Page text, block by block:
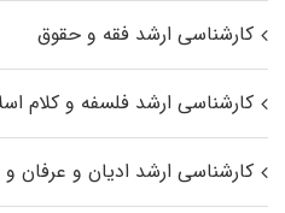
کارشناسی ارشد فقه و حقوق
کارشناسی ارشد فلسفه و کلام
کارشناسی ارشد ادیان و عرفان